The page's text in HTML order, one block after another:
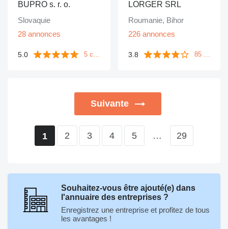
BUPRO s. r. o.
Slovaquie
28 annonces
5.0 5 commentaires
LORGER SRL
Roumanie, Bihor
226 annonces
3.8 85 commentaires
Suivante
1 2 3 4 5 … 29
Souhaitez-vous être ajouté(e) dans
l'annuaire des entreprises ?
Enregistrez une entreprise et profitez de tous
les avantages !